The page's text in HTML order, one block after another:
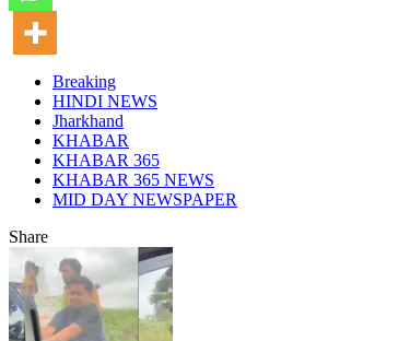
Breaking
HINDI NEWS
Jharkhand
KHABAR
KHABAR 365
KHABAR 365 NEWS
MID DAY NEWSPAPER
Share